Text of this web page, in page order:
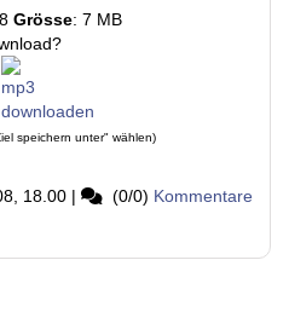
Grösse: 7 MB
speichern unter" wählen)
18.00 | (0/0) Kommentare